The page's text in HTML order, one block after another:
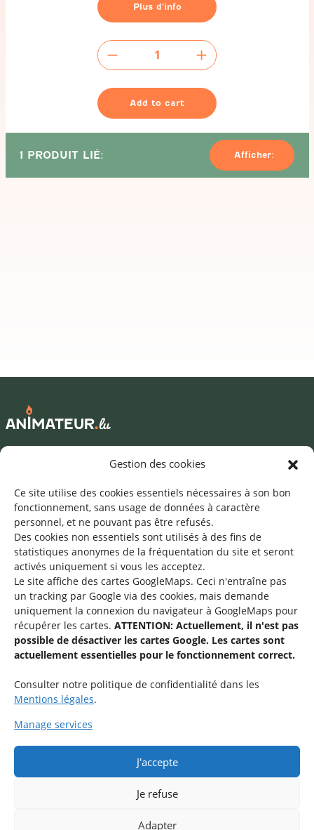
Gestion des cookies
Ce site utilise des cookies essentiels nécessaires à son bon
fonctionnement, sans usage de données à caractère
personnel, et ne pouvant pas être refusés.
Des cookies non essentiels sont utilisés à des fins de
statistiques anonymes de la fréquentation du site et seront
activés uniquement si vous les acceptez.
Le site affiche des cartes GoogleMaps. Ceci n'entraîne pas
un tracking par Google via des cookies, mais demande
uniquement la connexion du navigateur à GoogleMaps pour
récupérer les cartes. ATTENTION: Actuellement, il n'est pas
possible de désactiver les cartes Google. Les cartes sont
actuellement essentielles pour le fonctionnement correct.
Consulter notre politique de confidentialité dans les
Mentions légales.
Manage services
J'accepte
Je refuse
Adapter
Plus d’info
de
-
8x5m
quantity
Add to cart
1 PRODUIT LIÉ: Afficher:
Mentions légales
Une offre du
Service national de la jeunesse
48-50 rue Charles Martel
Rejoignez le groupe « Aide-Animateur / Animateur / Aide-